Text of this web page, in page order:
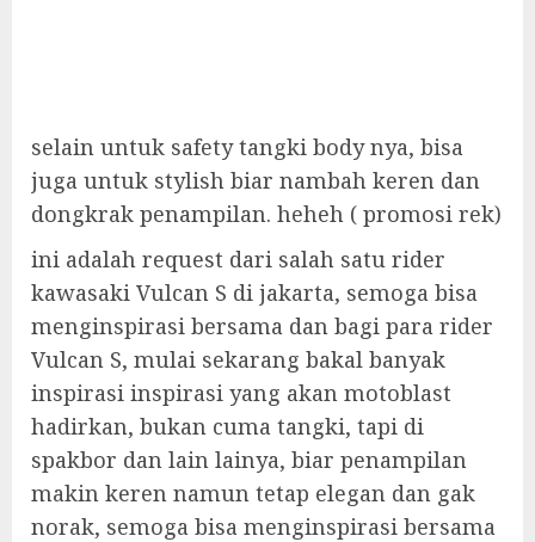
selain untuk safety tangki body nya, bisa
juga untuk stylish biar nambah keren dan
dongkrak penampilan. heheh ( promosi rek)
ini adalah request dari salah satu rider
kawasaki Vulcan S di jakarta, semoga bisa
menginspirasi bersama dan bagi para rider
Vulcan S, mulai sekarang bakal banyak
inspirasi inspirasi yang akan motoblast
hadirkan, bukan cuma tangki, tapi di
spakbor dan lain lainya, biar penampilan
makin keren namun tetap elegan dan gak
norak, semoga bisa menginspirasi bersama